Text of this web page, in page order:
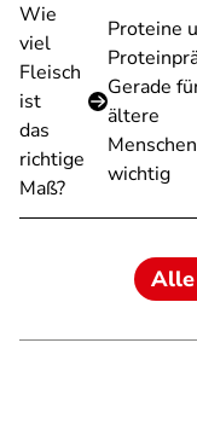
Wie
viel
Fleisch
ist
das
richtige
Maß?
Proteine
Gerade
ältere
Menschen
wichtig